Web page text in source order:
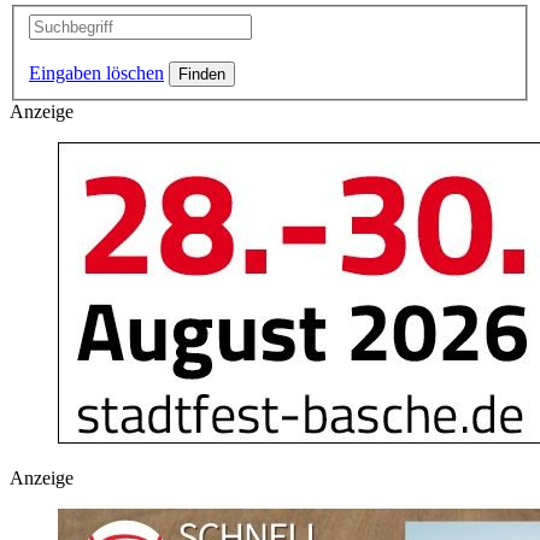
Eingaben löschen
Anzeige
Anzeige